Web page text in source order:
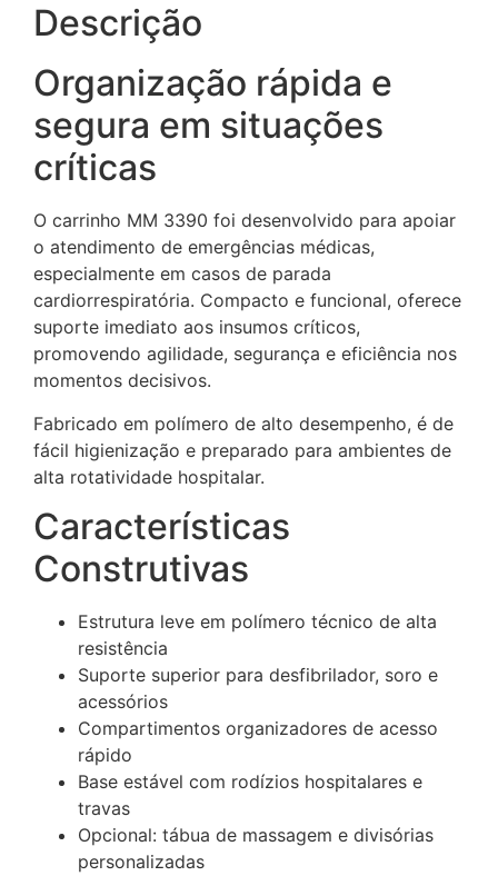
Descrição
Organização rápida e
segura em situações
críticas
O carrinho MM 3390 foi desenvolvido para apoiar
o atendimento de emergências médicas,
especialmente em casos de parada
cardiorrespiratória. Compacto e funcional, oferece
suporte imediato aos insumos críticos,
promovendo agilidade, segurança e eficiência nos
momentos decisivos.
Fabricado em polímero de alto desempenho, é de
fácil higienização e preparado para ambientes de
alta rotatividade hospitalar.
Características
Construtivas
Estrutura leve em polímero técnico de alta
resistência
Suporte superior para desfibrilador, soro e
acessórios
Compartimentos organizadores de acesso
rápido
Base estável com rodízios hospitalares e
travas
Opcional: tábua de massagem e divisórias
personalizadas